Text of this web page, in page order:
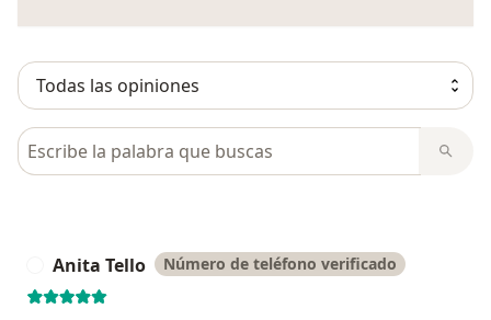
Busca en opiniones
Anita Tello Número de teléfono verificado